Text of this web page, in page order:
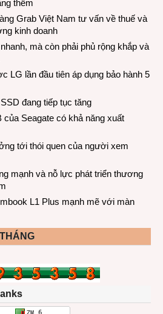
thêm
Grab Việt Nam tư vấn về thuế và
kinh doanh
mà còn phải phủ rộng khắp và
LG lần đầu tiên áp dụng bảo hành 5
đang tiếp tục tăng
Seagate có khả năng xuất
tới thói quen của người xem
mạnh và nỗ lực phát triển thương
L1 Plus mạnh mẽ với màn